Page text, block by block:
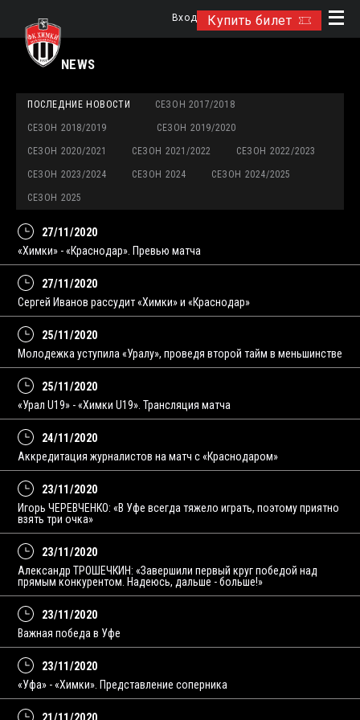
Купить билет
Вход
NEWS
ПОСЛЕДНИЕ НОВОСТИ СЕЗОН 2017/2018
СЕЗОН 2018/2019 СЕЗОН 2019/2020
СЕЗОН 2020/2021 СЕЗОН 2021/2022 СЕЗОН 2022/2023
СЕЗОН 2023/2024 СЕЗОН 2024 СЕЗОН 2024/2025
СЕЗОН 2025
27/11/2020
«Химки» - «Краснодар». Превью матча
27/11/2020
Сергей Иванов рассудит «Химки» и «Краснодар»
25/11/2020
Молодежка уступила «Уралу», проведя второй тайм в меньшинстве
25/11/2020
«Урал U19» - «Химки U19». Трансляция матча
24/11/2020
Аккредитация журналистов на матч с «Краснодаром»
23/11/2020
Игорь ЧЕРЕВЧЕНКО: «В Уфе всегда тяжело играть, поэтому приятно
взять три очка»
23/11/2020
Александр ТРОШЕЧКИН: «Завершили первый круг победой над
прямым конкурентом. Надеюсь, дальше - больше!»
23/11/2020
Важная победа в Уфе
23/11/2020
«Уфа» - «Химки». Представление соперника